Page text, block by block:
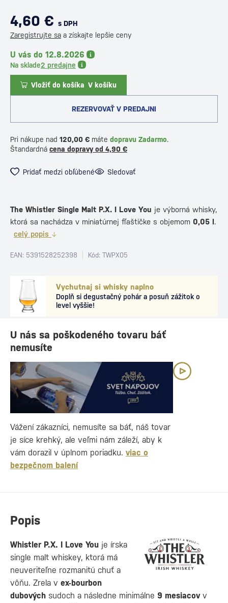
4,60 € s DPH
Zaregistrujte sa a získajte lepšie ceny
U vás do 12.8.2026
Na sklade2 predajne
Vložiť do košíka V košíku
REZERVOVAŤ V PREDAJNI
Pri nákupe nad 120,00 € máte dopravu Zadarmo.
Štandardná cena dopravy od 4,90 €
Pridať medzi obľúbené Sledovať
Vychutnaj si whisky naplno
Doplň si degustačný pohár a posuň zážitok o
level vyššie!
The Whistler Single Malt P.X. I Love You je výborná whisky,
ktorá sa nachádza v miniatúrnej fľaštičke s objemom 0,05 l.
celý popis
EAN: 5391528252398 Kód: TWPX05
Popis
Whistler P.X. I Love You je írska
single malt whiskey, ktorá má
neuveriteľne rozmanitú chuť a
vôňu. Zrela v ex-bourbon
dubových sudoch a následne minimálne 9 mesiacovv
U nás sa poškodeného tovaru báť
nemusíte
Vážení zákazníci, nemusíte sa báť, náš tovar
je síce krehký, ale veľmi nám záleží, aby k
vám dorazil v úplnom poriadku. viac o
bezpečnom balení